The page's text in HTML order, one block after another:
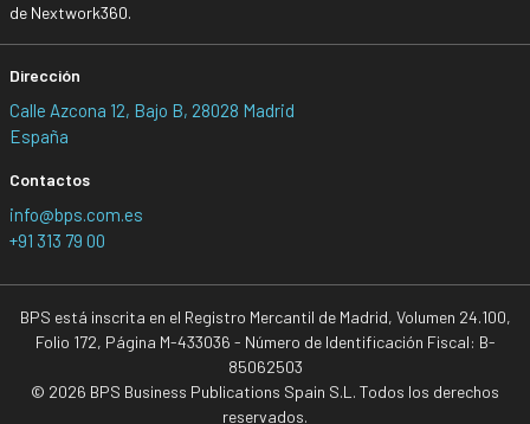
de Nextwork360.
Dirección
Calle Azcona 12, Bajo B, 28028 Madrid
España
Contactos
info@bps.com.es
+91 313 79 00
BPS está inscrita en el Registro Mercantil de Madrid, Volumen 24.100,
Folio 172, Página M-433036 - Número de Identificación Fiscal: B-
85062503
© 2026 BPS Business Publications Spain S.L. Todos los derechos
reservados.